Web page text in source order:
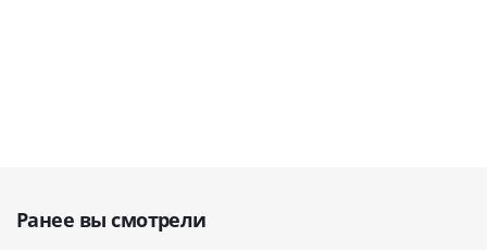
Ранее вы смотрели